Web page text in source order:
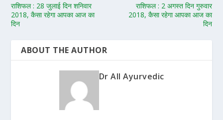
राशिफल : 28 जुलाई दिन शनिवार
2018, कैसा रहेगा आपका आज का
दिन
राशिफल : 2 अगस्त दिन गुरुवार
2018, कैसा रहेगा आपका आज का
दिन
ABOUT THE AUTHOR
Dr All Ayurvedic